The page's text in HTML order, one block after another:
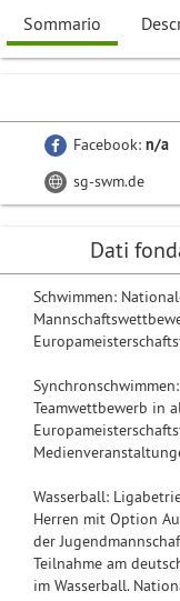
Sommario
Facebook: n/a
sg-swm.de
Dati
Schwimmen:
Teamwettbewerb in
Wasserball:
Herren mit Option
der
Teilnahme am
im Wasserball.